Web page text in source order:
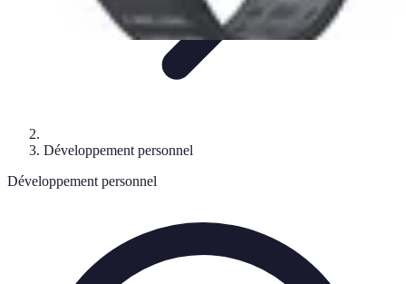
Développement personnel
Développement personnel